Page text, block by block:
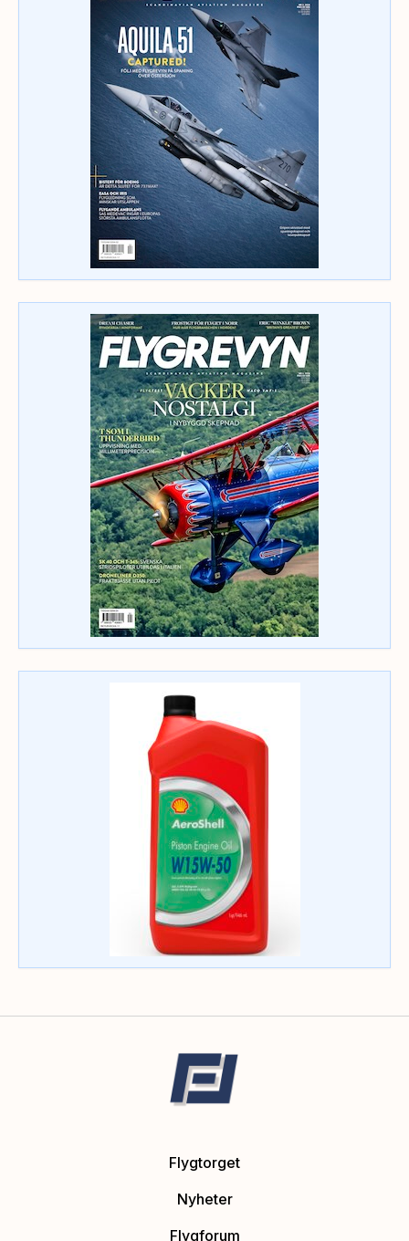
Flygtorget
Nyheter
Flygforum